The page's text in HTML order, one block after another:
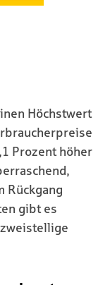
Höchstwert
Prozent höher
Rückgang
gibt es